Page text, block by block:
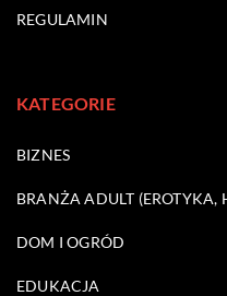
REGULAMIN
KATEGORIE
BIZNES
BRANŻA ADULT (EROTYKA,
DOM I OGRÓD
EDUKACJA